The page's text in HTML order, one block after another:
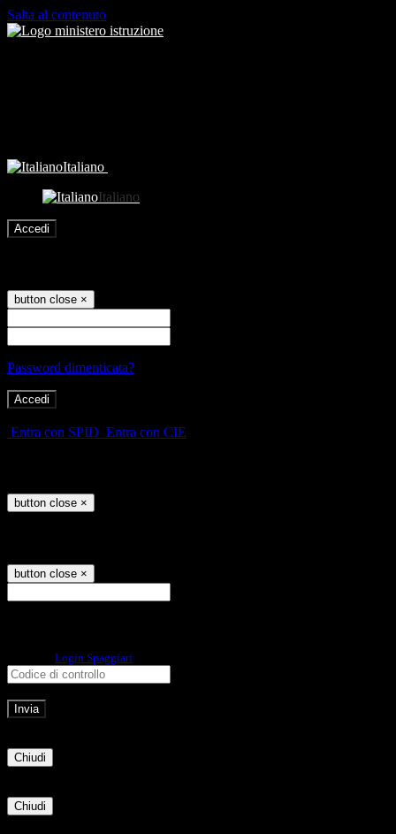
Salta al contenuto
Italiano
Italiano
Accedi
button close ×
Password dimenticata?
Entra con SPID Entra con CIE
button close ×
button close ×
Login Spaggiari
Chiudi
Chiudi